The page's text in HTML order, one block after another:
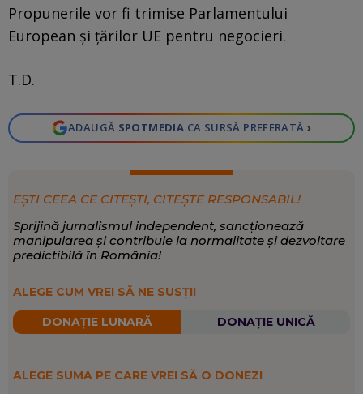
Propunerile vor fi trimise Parlamentului
European și țărilor UE pentru negocieri.
T.D.
ADAUGĂ SPOTMEDIA CA SURSĂ PREFERATĂ ›
EȘTI CEEA CE CITEȘTI, CITEȘTE RESPONSABIL!
Sprijină jurnalismul independent, sancționează
manipularea și contribuie la normalitate și dezvoltare
predictibilă în România!
ALEGE CUM VREI SĂ NE SUSȚII
DONAȚIE LUNARĂ DONAȚIE UNICĂ
ALEGE SUMA PE CARE VREI SĂ O DONEZI